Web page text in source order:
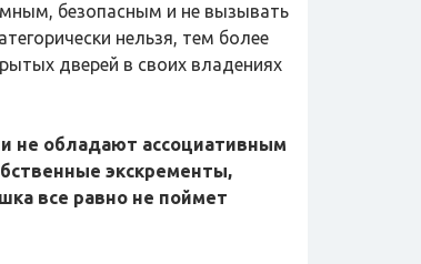
безопасным и не вызывать
нельзя, тем более
дверей в своих владениях
не обладают ассоциативным
экскременты,
все равно не поймет